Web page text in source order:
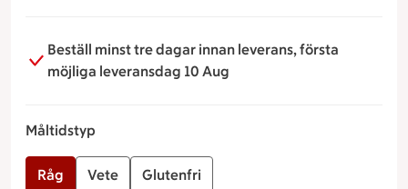
Beställ minst tre dagar innan leverans, första
möjliga leveransdag 10 Aug
Måltidstyp
Råg Vete Glutenfri